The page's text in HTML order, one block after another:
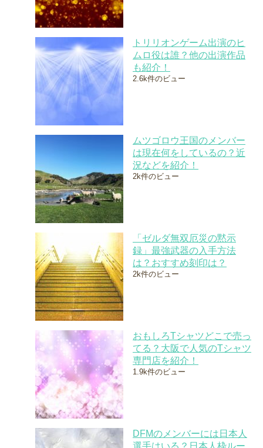
トリリオンゲーム出演のヒ
ムロ役は誰？他の出演作品
も紹介！
2.6k件のビュー
ムツゴロウ王国のメンバー
は現在何をしているの？近
況などを紹介！
2k件のビュー
「ゼルダ無双厄災の黙示
録」最強武器の入手方法
は？おすすめ刻印は？
2k件のビュー
おもしろTシャツどこで売っ
てる？大阪で人気のTシャツ
専門店を紹介！
1.9k件のビュー
DFMのメンバーには日本人
選手はいる？日本人枠ルー